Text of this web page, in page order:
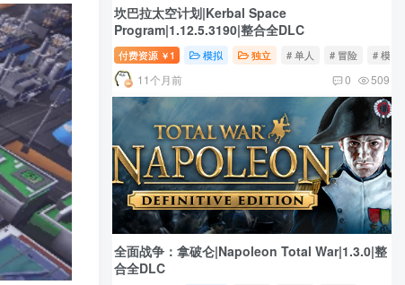
坎巴拉太空计划|Kerbal Space
Program|1.12.5.3190|整合全DLC
付费资源 ￥ 1 模拟 独立 # 单人 # 冒险 # 模拟
11个月前 0 509
全面战争：拿破仑|Napoleon Total War|1.3.0|整
合全DLC